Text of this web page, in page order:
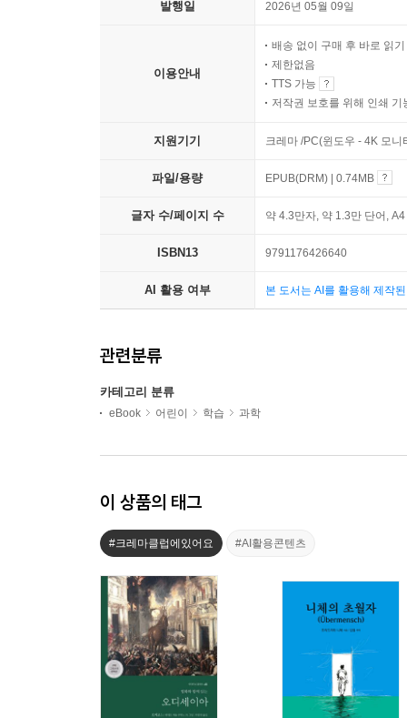
발행일 2026년 05월 09일
이용안내
배송 없이 구매 후 바로 읽기
제한없음
TTS 가능
저작권 보호를 위해 인쇄 기
지원기기 크레마 /PC(윈도우 - 4K 모
파일/용량 EPUB(DRM) | 0.74MB
글자 수/페이지 수 약 4.3만자, 약 1.3만 단어,
ISBN13 9791176426640
AI 활용 여부 본 도서는 AI를 활용해 제작
관련분류
카테고리 분류
eBook 어린이 학습 과학
이 상품의 태그
#크레마클럽에있어요 #AI활용콘텐츠